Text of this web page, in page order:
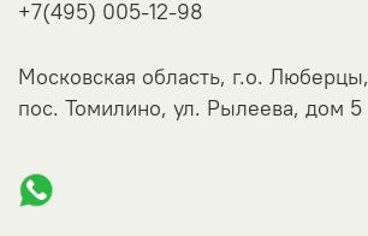
+7(495) 005-12-98
Московская область, г.о. Люберцы,
пос. Томилино, ул. Рылеева, дом 5